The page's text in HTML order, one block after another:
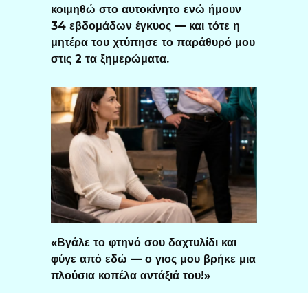
κοιμηθώ στο αυτοκίνητο ενώ ήμουν
34 εβδομάδων έγκυος — και τότε η
μητέρα του χτύπησε το παράθυρό μου
στις 2 τα ξημερώματα.
«Βγάλε το φτηνό σου δαχτυλίδι και
φύγε από εδώ — ο γιος μου βρήκε μια
πλούσια κοπέλα αντάξιά του!»